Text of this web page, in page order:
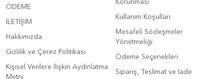
ÖDEME
İLETİŞİM
Hakkımızda
Gizlilik ve Çerez Politikası
Kişisel Verilere İlişkin Aydınlatma
Metni
Korunması
Kullanım Koşulları
Mesafeli Sözleşmeler
Yönetmeliği
Ödeme Seçenekleri
Sipariş, Teslimat ve İade